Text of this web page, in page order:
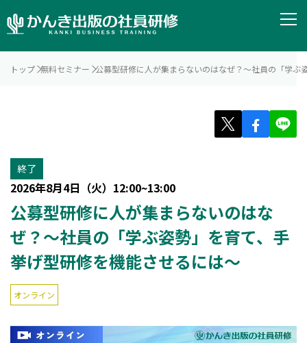
トップ 無料セミナー 公募型研修に人が集まらないのはなぜ？～社員の「学ぶ
終了
2026年8月4日（火）12:00~13:00
公募型研修に人が集まらないのはな
ぜ？～社員の「学ぶ姿勢」を育て、手
挙げ型研修を機能させるには～
オンライン